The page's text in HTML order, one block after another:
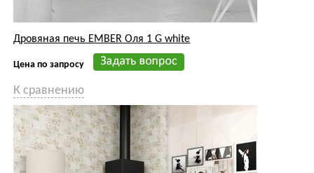
Дровяная печь EMBER Оля 1 G white
Цена по запросу
К сравнению